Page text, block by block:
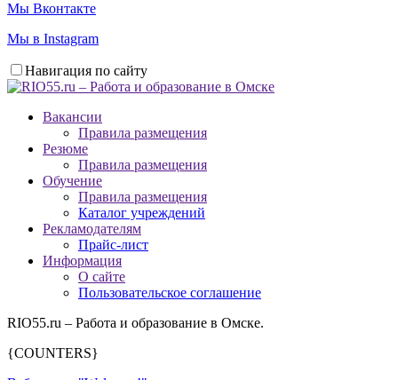
Мы Вконтакте
Мы в Instagram
Навигация по сайту
Вакансии
Правила размещения
Резюме
Правила размещения
Обучение
Правила размещения
Каталог учреждений
Рекламодателям
Прайс-лист
Информация
О сайте
Пользовательское соглашение
RIO55.ru – Работа и образование в Омске.
{COUNTERS}